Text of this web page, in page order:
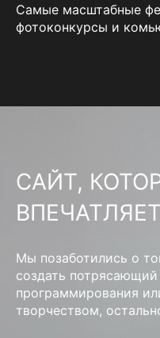
Самые масштабные
фотоконкурсы и
САЙТ,
ВПЕЧАТЛЯЕТ
Мы позаботились о
создать
программирования
творчеством,